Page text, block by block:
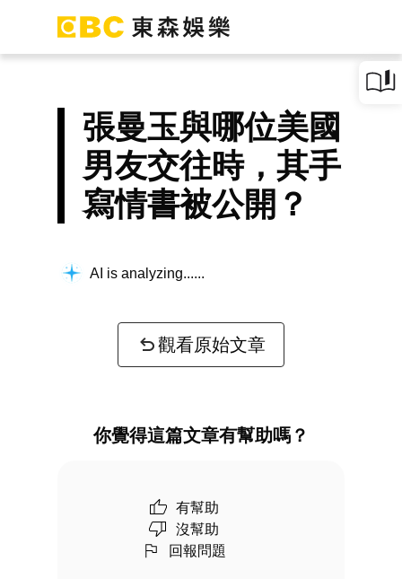
張曼玉與哪位美國
男友交往時，其手
寫情書被公開？
AI is analyzing...
觀看原始文章
你覺得這篇文章有幫助嗎？
有幫助
沒幫助
回報問題